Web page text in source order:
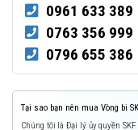
0961 633 389
0763 356 999
0796 655 386
Tại sao bạn nên mua Vòng bi
Chúng tôi là Đại lý ủy quyền